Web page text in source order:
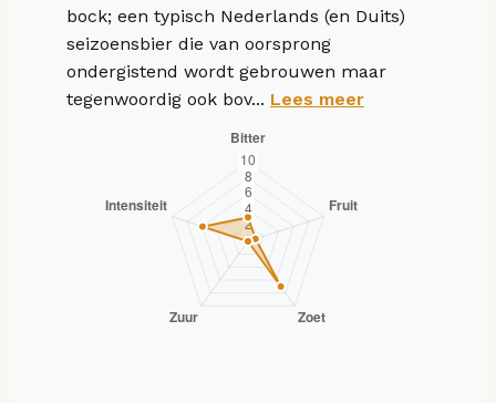
bock; een typisch Nederlands (en Duits)
seizoensbier die van oorsprong
ondergistend wordt gebrouwen maar
tegenwoordig ook bov... Lees meer